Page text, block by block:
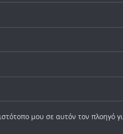
μου σε αυτόν τον πλοηγό